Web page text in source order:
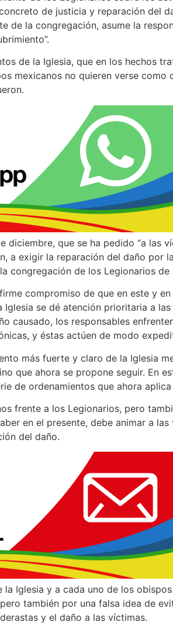
de justicia y reparación del
de la congregación, asume la
de la Iglesia, que en los hechos
mexicanos no quieren verse como
diciembre, que se ha pedido “a las
a exigir la reparación del daño por
congregación de los Legionarios de
compromiso de que en este y
Iglesia se dé atención prioritaria a
causado, los responsables
y éstas actúen de modo
más fuerte y claro de la Iglesia
que ahora se propone seguir. En
de ordenamientos que ahora aplica
frente a los Legionarios, pero
en el presente, debe animar a
del daño.
Iglesia y a cada uno de los
también por una falsa idea de
y el daño a las víctimas.